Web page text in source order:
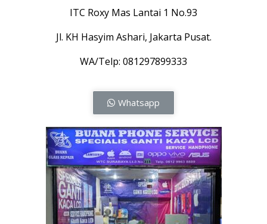
ITC Roxy Mas Lantai 1 No.93
Jl. KH Hasyim Ashari, Jakarta Pusat.
WA/Telp: 081297899333
Whatsapp